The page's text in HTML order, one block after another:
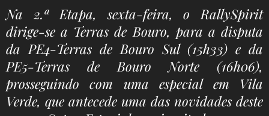
Na 2.ª Etapa, sexta-feira, o RallySpirit
dirige-se a Terras de Bouro, para a disputa
da PE4-Terras de Bouro Sul (15h33) e da
PE5-Terras de Bouro Norte (16h06),
prosseguindo com uma especial em Vila
Verde, que antecede uma das novidades deste